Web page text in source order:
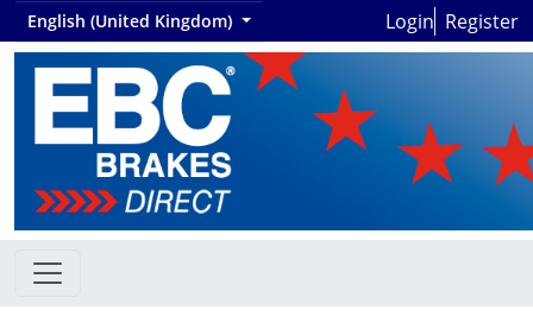
English (United Kingdom) Login Register